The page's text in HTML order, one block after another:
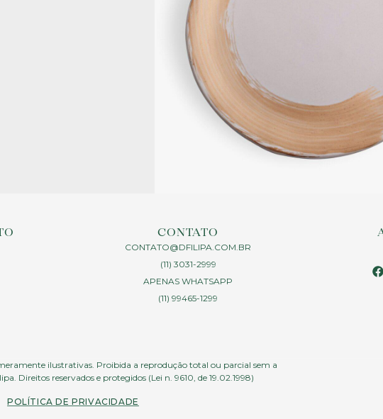
CONTATO
CONTATO@DFILIPA.COM.BR
(11) 3031-2999
APENAS WHATSAPP
(11) 99465-1299
ilustrativas. Proibida a reprodução total ou parcial sem a
Direitos reservados e protegidos (Lei n. 9610, de 19.02.1998)
POLÍTICA DE PRIVACIDADE